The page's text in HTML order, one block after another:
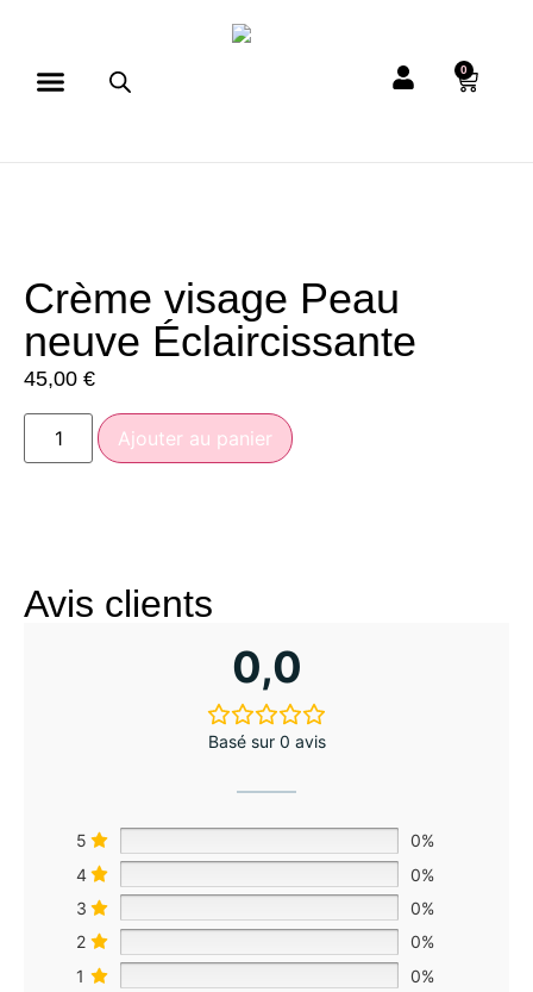
0
Crème visage Peau
neuve Éclaircissante
45,00 €
Ajouter au panier
Avis clients
0,0
Basé sur 0 avis
5
0%
4
0%
3
0%
2
0%
1
0%